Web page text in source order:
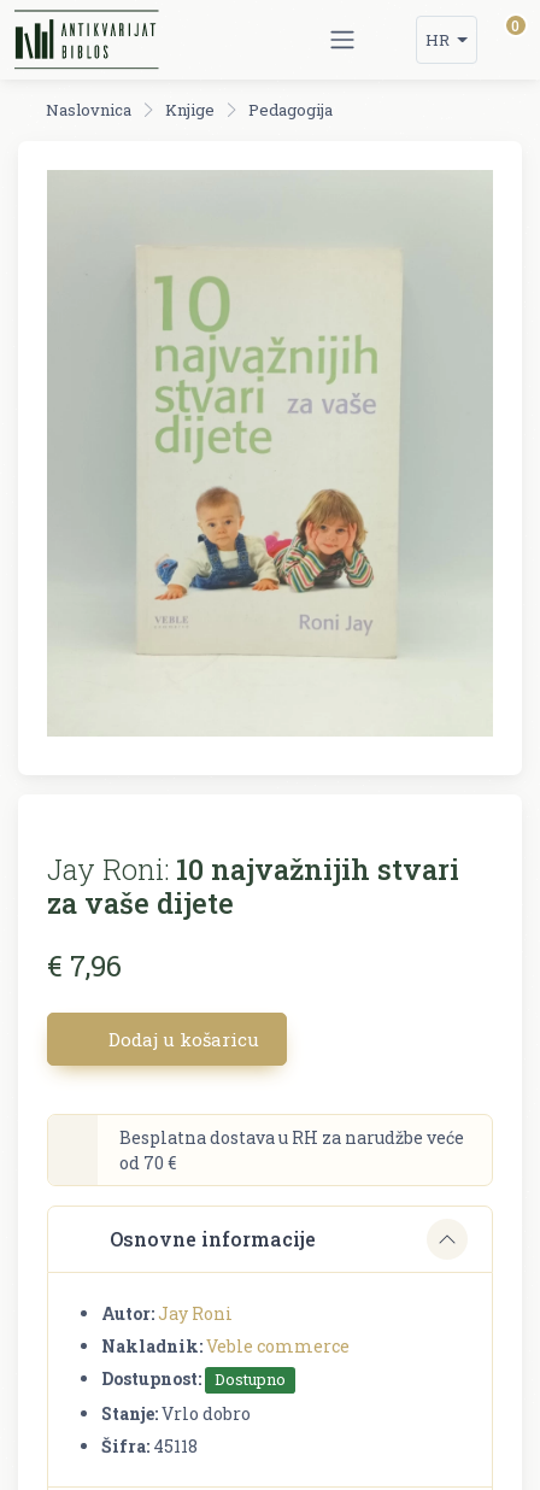
HR
0
Naslovnica Knjige Pedagogija
Jay Roni: 10 najvažnijih stvari
za vaše dijete
€ 7,96
Dodaj u košaricu
Besplatna dostava u RH za narudžbe veće
od 70 €
Osnovne informacije
Autor:Jay Roni
Nakladnik:Veble commerce
Dostupnost:
Dostupno
Stanje:Vrlo dobro
Šifra: 45118